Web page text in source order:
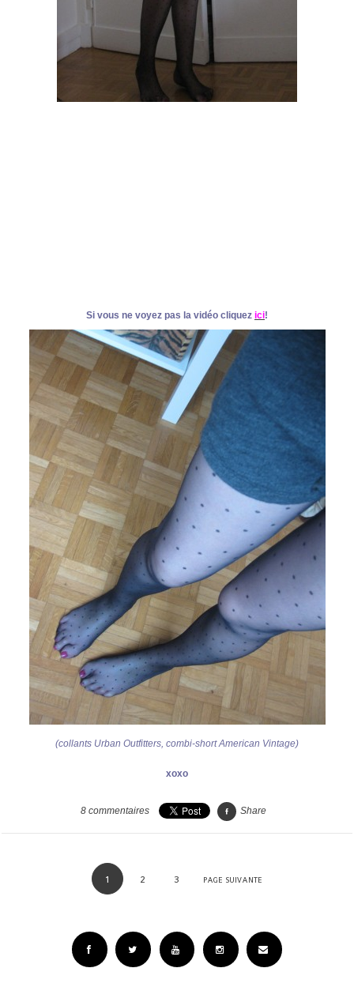
Si vous ne voyez pas la vidéo cliquez ici!
(collants Urban Outfitters, combi-short American Vintage)
xoxo
8 commentaires Share
1 2 3 PAGE SUIVANTE